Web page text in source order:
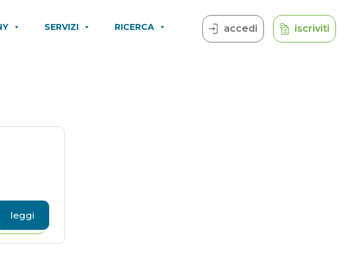
SERVIZI RICERCA accedi iscriviti
leggi